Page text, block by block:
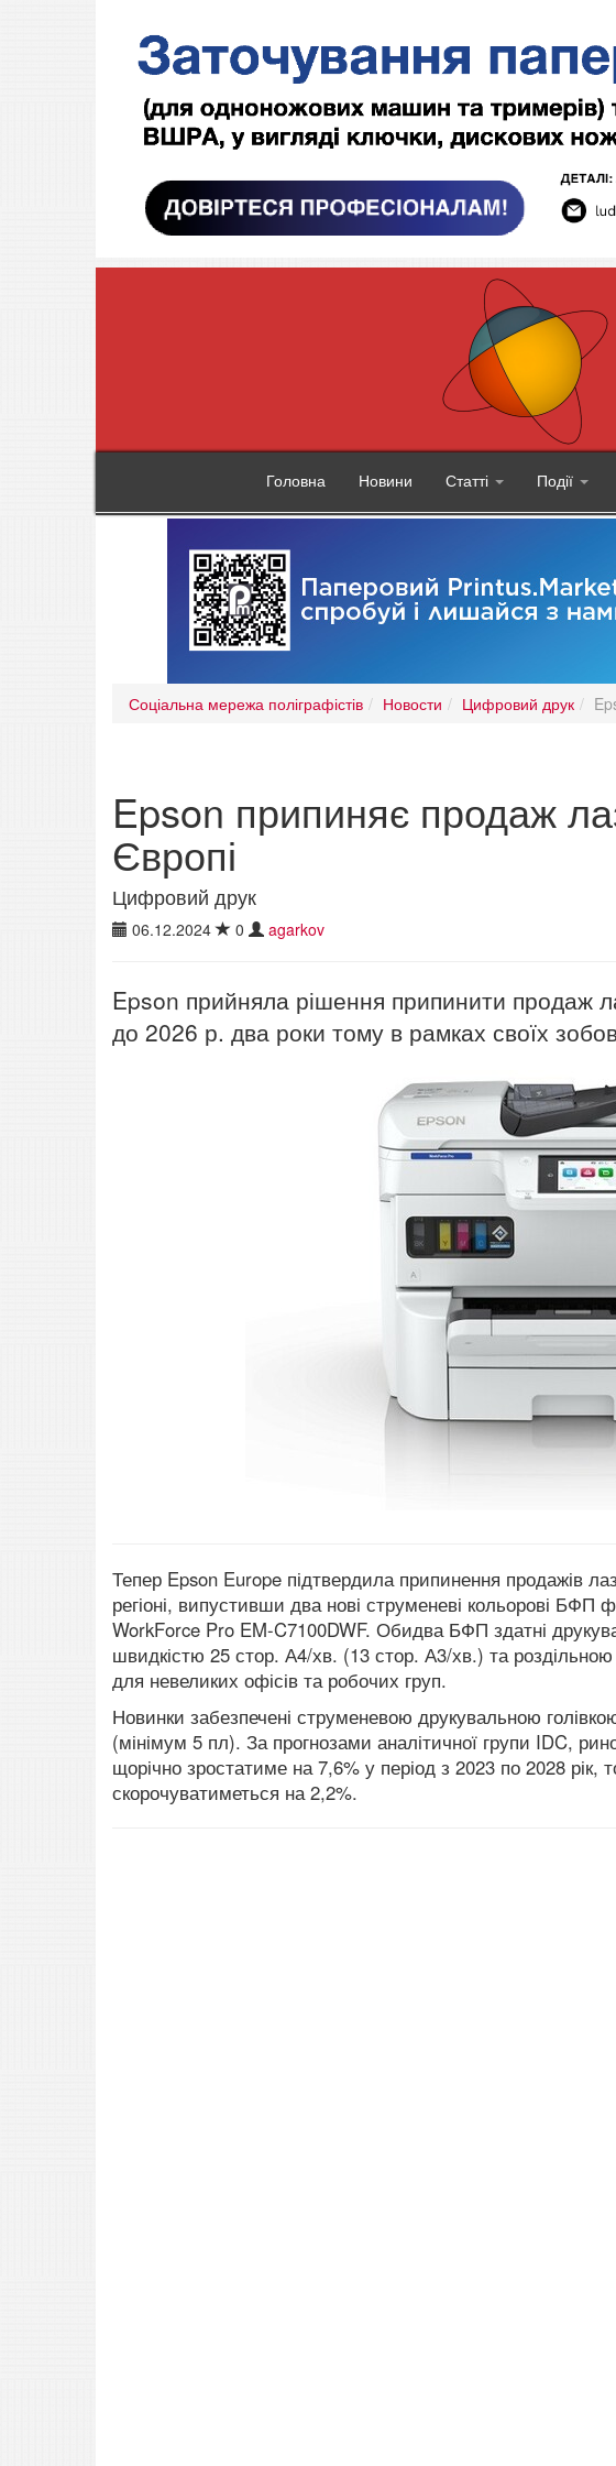
Головна Новини Статті Події
Соціальна мережа поліграфістів Новости Цифровий друк
Epson припиняє продаж
Європі
Цифровий друк
06.12.2024 0 agarkov
Epson прийняла рішення припинити продаж
до 2026 р. два роки тому в рамках своїх
Тепер Epson Europe підтвердила припинення продажів
регіоні, випустивши два нові струменеві кольорові
WorkForce Pro EM-C7100DWF. Обидва БФП здатні
швидкістю 25 стор. А4/хв. (13 стор. А3/хв.) та
для невеликих офісів та робочих груп.
Новинки забезпечені струменевою друкувальною
(мінімум 5 пл). За прогнозами аналітичної групи IDC,
щорічно зростатиме на 7,6% у період з 2023 по 2028 рік,
скорочуватиметься на 2,2%.